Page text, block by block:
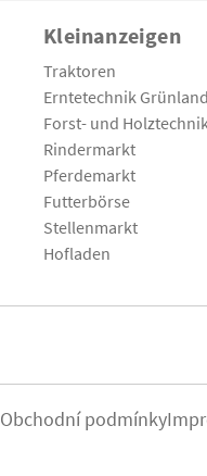
Kleinanzeigen
Traktoren
Erntetechnik Grünland
Forst- und
Rindermarkt
Pferdemarkt
Futterbörse
Stellenmarkt
Hofladen
Obchodní podmínky